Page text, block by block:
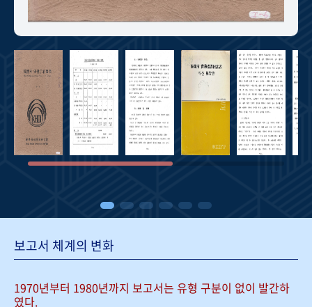
보고서 체계의 변화
1970년부터 1980년까지 보고서는 유형 구분이 없이 발간하
였다.